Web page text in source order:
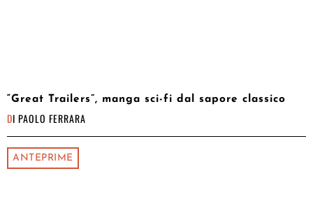
“Great Trailers”, manga sci-fi dal sapore classico
DI PAOLO FERRARA
ANTEPRIME